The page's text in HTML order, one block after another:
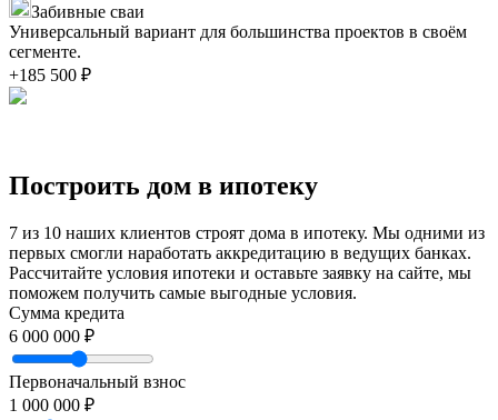
Забивные сваи
Универсальный вариант для большинства проектов в своём
сегменте.
+185 500 ₽
Построить дом в ипотеку
7 из 10 наших клиентов строят дома в ипотеку. Мы одними из
первых смогли наработать аккредитацию в ведущих банках.
Рассчитайте условия ипотеки и оставьте заявку на сайте, мы
поможем получить самые выгодные условия.
Сумма кредита
6 000 000 ₽
Первоначальный взнос
1 000 000 ₽